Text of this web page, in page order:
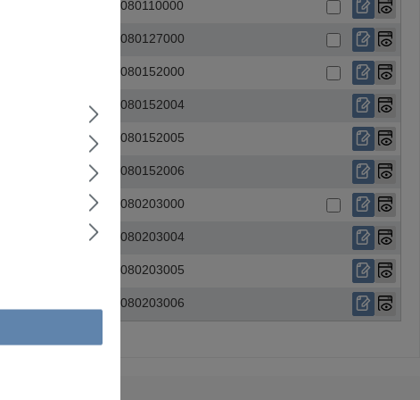
1080110000
1080127000
1080152000
1080152004
1080152005
1080152006
1080203000
1080203004
1080203005
1080203006